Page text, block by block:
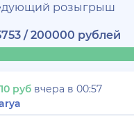
розыгрыш
/ 200000 рублей
руб вчера в 00:57